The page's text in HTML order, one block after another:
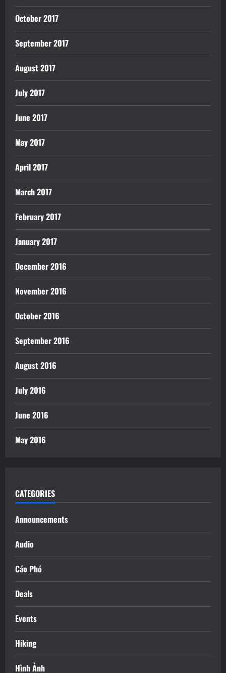
October 2017
September 2017
August 2017
July 2017
June 2017
May 2017
April 2017
March 2017
February 2017
January 2017
December 2016
November 2016
October 2016
September 2016
August 2016
July 2016
June 2016
May 2016
CATEGORIES
Announcements
Audio
Cáo Phó
Deals
Events
Hiking
Hình Ảnh